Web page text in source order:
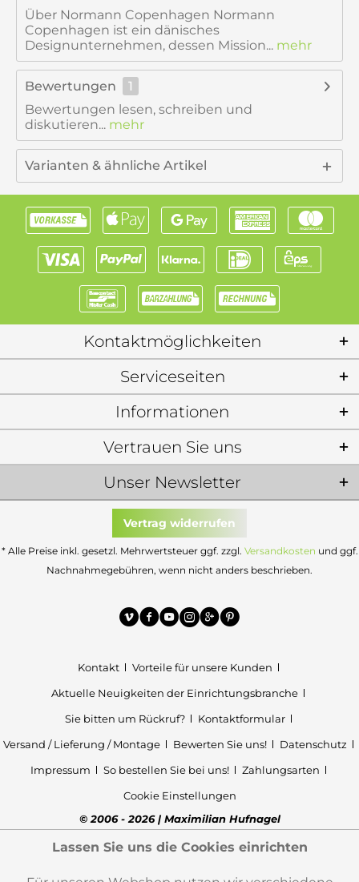
Über Normann Copenhagen Normann
Copenhagen ist ein dänisches
Designunternehmen, dessen Mission... mehr
Bewertungen
1
Bewertungen lesen, schreiben und
diskutieren... mehr
Varianten & ähnliche Artikel
Kontaktmöglichkeiten
Serviceseiten
Informationen
Unser Newsletter
Vertrauen Sie uns
Vertrag widerrufen
* Alle Preise inkl. gesetzl. Mehrwertsteuer ggf. zzgl. Versandkosten und ggf.
Nachnahmegebühren, wenn nicht anders beschrieben.
Kontakt
Vorteile für unsere Kunden
Aktuelle Neuigkeiten der Einrichtungsbranche
Sie bitten um Rückruf?
Kontaktformular
Versand / Lieferung / Montage
Bewerten Sie uns!
Datenschutz
Impressum
So bestellen Sie bei uns!
Zahlungsarten
Cookie Einstellungen
© 2006 - 2026 | Maximilian Hufnagel
Lassen Sie uns die Cookies einrichten